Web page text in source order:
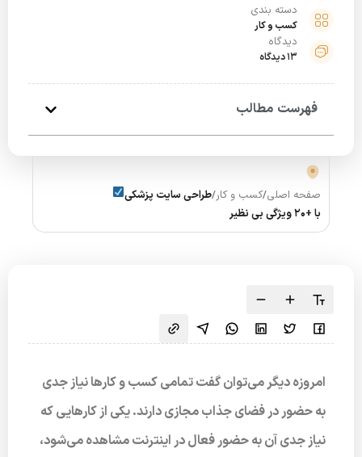
دسته بندی
کسب و کار
دیدگاه
13 دیدگاه
فهرست مطالب
صفحه اصلی/کسب و کار/طراحی سایت پزشکی
با +20 ویژگی بی نظیر
امروزه دیگر می‌توان گفت تمامی کسب و کارها نیاز جدی
به حضور در فضای جذاب مجازی دارند. یکی از کارهایی که
نیاز جدی آن به حضور فعال در اینترنت مشاهده می‌شود،